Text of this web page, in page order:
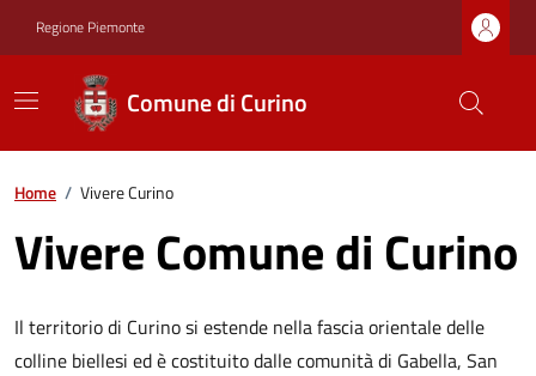
Regione Piemonte
Comune di Curino
Home / Vivere Curino
Vivere Comune di Curino
Il territorio di Curino si estende nella fascia orientale delle
colline biellesi ed è costituito dalle comunità di Gabella, San